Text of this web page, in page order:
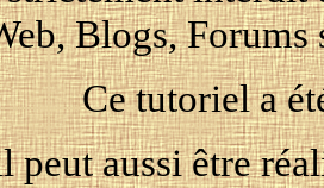
Blogs, Forums
Ce tutoriel a
peut aussi être